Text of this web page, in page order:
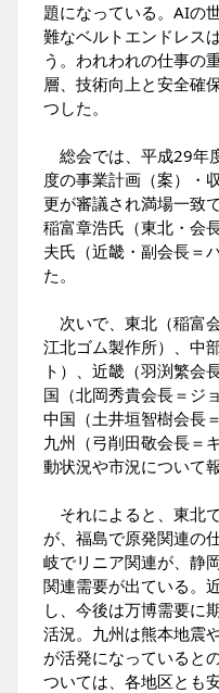
題になっている。AIの
難なベルトエンドレス
う。われわれの仕事の
層、技術向上と安全確
つした。
総会では、平成29年
度の事業計画（案）・
更が審議され満場一致
稲富章浩氏（東北・会
夫氏（近畿・副会長＝
た。
次いで、東北（稲富
江北ゴム製作所）、中
ト）、近畿（羽渕繁会
国（北岡秀貴会長＝ジ
中国（土井垣智樹会長
九州（弓削田敬会長＝
動状況や市況について
それによると、東北
が、福島で原発関連の
岐でリニア関連が、静
関連需要が出ている。
し、今後は万博需要に
活況。九州は熊本地震
が活発になっていると
ついては、各地区とも